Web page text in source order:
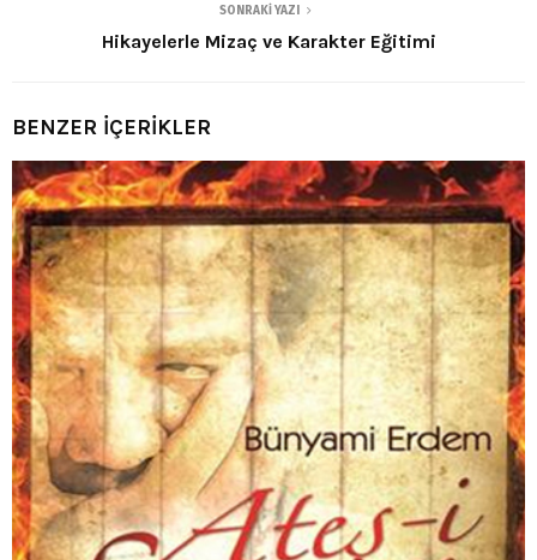
SONRAKI YAZI
Hikayelerle Mizaç ve Karakter Eğitimi
BENZER İÇERİKLER